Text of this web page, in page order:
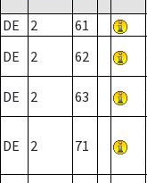
DE 2 61
DE
2 62
DE 2 63
DE 2 71